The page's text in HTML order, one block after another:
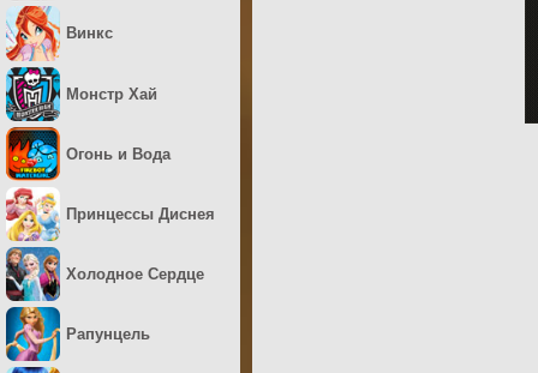
Винкс
Монстр Хай
Огонь и Вода
Принцессы Диснея
Холодное Сердце
Рапунцель